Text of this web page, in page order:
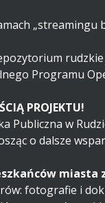
„streamingu
rudzkie
Programu
PROJEKTU!
Publiczna w
o dalsze
fotografie i